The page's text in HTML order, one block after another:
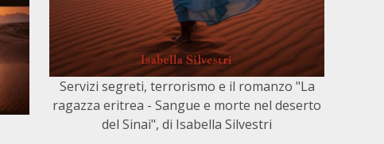
Servizi segreti, terrorismo e il romanzo "La
ragazza eritrea - Sangue e morte nel deserto
del Sinai", di Isabella Silvestri